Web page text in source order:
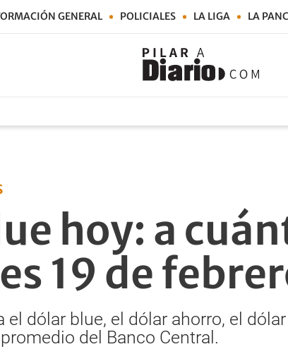
GENERAL POLICIALES LA LIGA LA
hoy: a
19 de
el dólar blue, el dólar ahorro, el
del Banco Central.